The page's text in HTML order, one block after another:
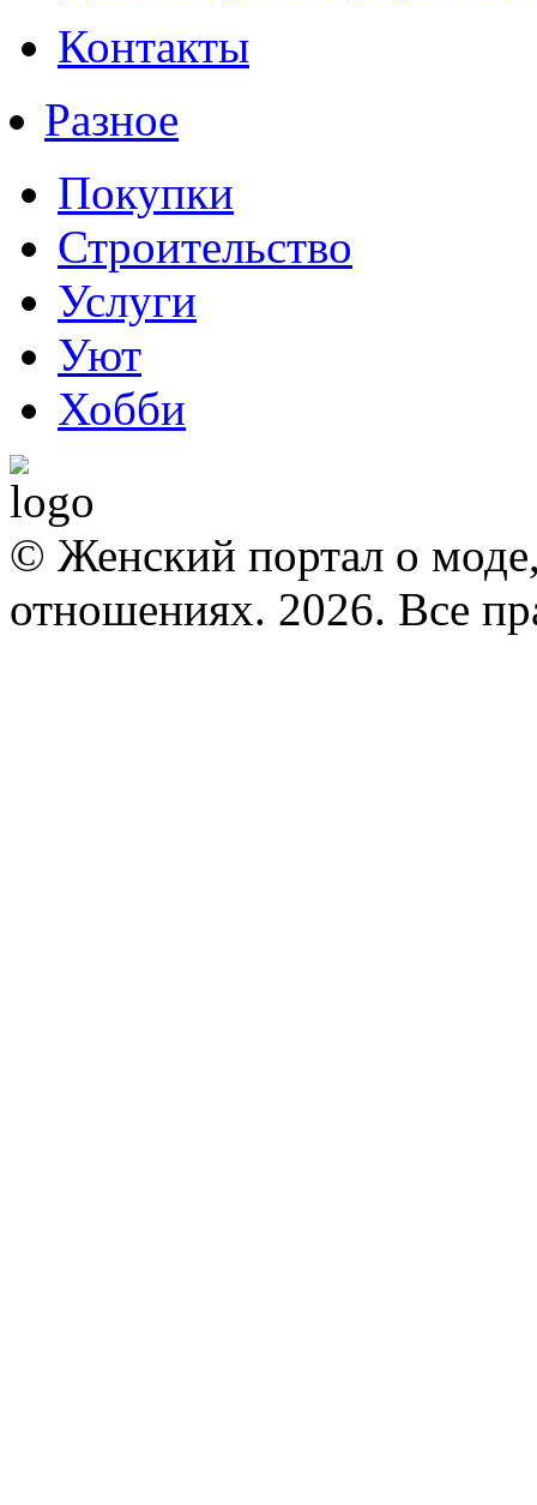
Контакты
Разное
Покупки
Строительство
Услуги
Уют
Хобби
© Женский портал о
отношениях. 2026. Все